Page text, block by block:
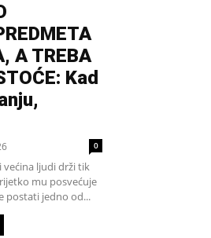
A TREBA
Kad
0
većina ljudi drži tik
mu posvećuje
postati jedno od...